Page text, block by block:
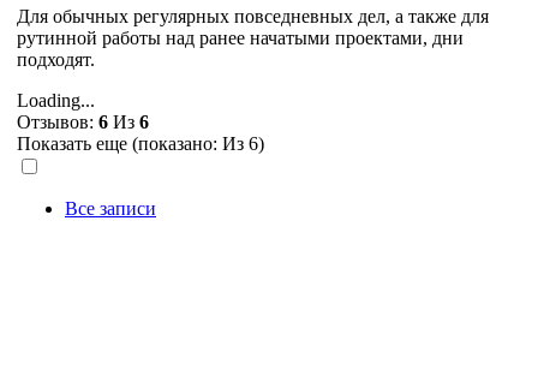
Для обычных регулярных повседневных дел, а также для
рутинной работы над ранее начатыми проектами, дни
подходят.
Loading...
Отзывов: 6 Из 6
Показать еще (показано: Из 6)
Все записи